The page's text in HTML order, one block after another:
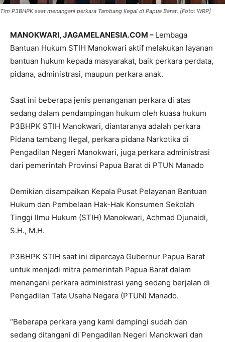
Tim P3BHPK saat menangani perkara Tambang Ilegal di Papua Barat. [Foto: WRP]
MANOKWARI, JAGAMELANESIA.COM – Lembaga
Bantuan Hukum STIH Manokwari aktif melakukan layanan
bantuan hukum kepada masyarakat, baik perkara perdata,
pidana, administrasi, maupun perkara anak.
Saat ini beberapa jenis penanganan perkara di atas
sedang dalam pendampingan hukum oleh kuasa hukum
P3BHPK STIH Manokwari, diantaranya adalah perkara
Pidana tambang Ilegal, perkara pidana Narkotika di
Pengadilan Negeri Manokwari, juga perkara administrasi
dari pemerintah Provinsi Papua Barat di PTUN Manado
Demikian disampaikan Kepala Pusat Pelayanan Bantuan
Hukum dan Pembelaan Hak-Hak Konsumen Sekolah
Tinggi Ilmu Hukum (STIH) Manokwari, Achmad Djunaidi,
S.H., M.H.
P3BHPK STIH saat ini dipercaya Gubernur Papua Barat
untuk menjadi mitra pemerintah Papua Barat dalam
menangani perkara administrasi yang sedang berjalan di
Pengadilan Tata Usaha Negara (PTUN) Manado.
“Beberapa perkara yang kami dampingi sudah dan
sedang ditangani di Pengadilan Negeri Manokwari dan